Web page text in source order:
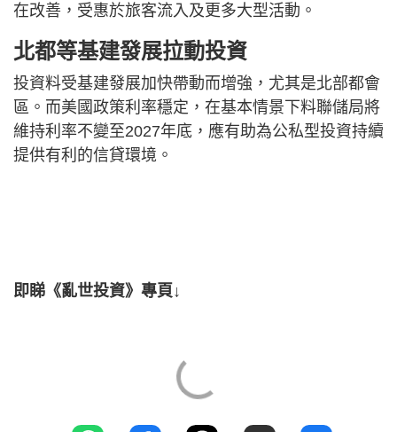
在改善，受惠於旅客流入及更多大型活動。
北都等基建發展拉動投資
投資料受基建發展加快帶動而增強，尤其是北部都會
區。而美國政策利率穩定，在基本情景下料聯儲局將
維持利率不變至2027年底，應有助為公私型投資持續
提供有利的信貸環境。
即睇《亂世投資》專頁↓